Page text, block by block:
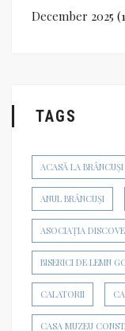
December 2025
TAGS
ACASĂ LA BRÂNCUȘI
ANUL BRÂNCUȘI
ASOCIAȚIA
BISERICI DE LEMN
CALATORII
CASA MUZEU